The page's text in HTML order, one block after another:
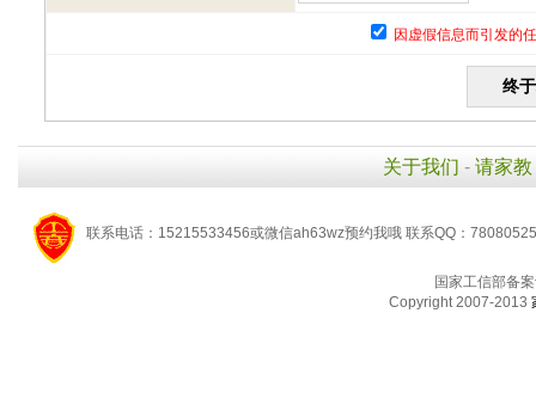
因虚假信息而引发的
关于我们 - 请家教
联系电话：15215533456或微信ah63wz预约我哦 联系QQ：
国家工信部备
Copyright 2007-2013